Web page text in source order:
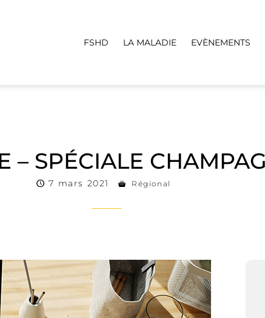
FSHD LA MALADIE EVÈNEMENTS
– SPÉCIALE
7 mars 2021 Régional